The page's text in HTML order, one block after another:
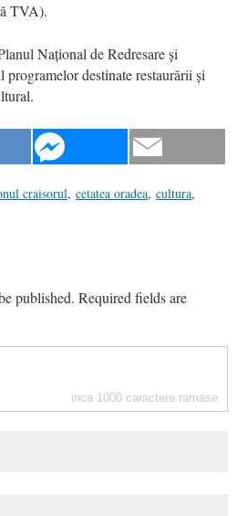
TVA).
Național de Redresare și
destinate restaurării și
craisorul, cetatea oradea, cultura,
published. Required fields are
inca 1000 caractere ramase